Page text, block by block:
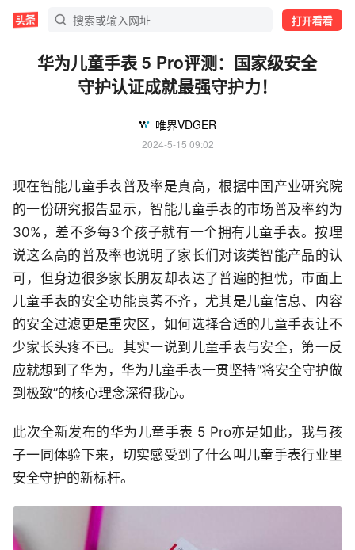
打开看看
华为儿童手表 5 Pro评测：国家级安全
守护认证成就最强守护力！
唯界VDGER
2024-5-15 09:02
现在智能儿童手表普及率是真高，根据中国产业研究院
的一份研究报告显示，智能儿童手表的市场普及率约为
30%，差不多每3个孩子就有一个拥有儿童手表。按理
说这么高的普及率也说明了家长们对该类智能产品的认
可，但身边很多家长朋友却表达了普遍的担忧，市面上
儿童手表的安全功能良莠不齐，尤其是儿童信息、内容
的安全过滤更是重灾区，如何选择合适的儿童手表让不
少家长头疼不已。其实一说到儿童手表与安全，第一反
应就想到了华为，华为儿童手表一贯坚持“将安全守护做
到极致”的核心理念深得我心。
此次全新发布的华为儿童手表 5 Pro亦是如此，我与孩
子一同体验下来，切实感受到了什么叫儿童手表行业里
安全守护的新标杆。